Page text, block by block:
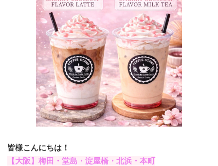
皆様こんにちは！
【大阪】梅田・堂島・淀屋橋・北浜・本町